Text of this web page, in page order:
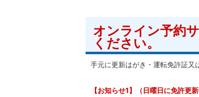
オンライン予約
ください。
手元に更新はがき・運転免許証又
【お知らせ1】
（日曜日に免許更